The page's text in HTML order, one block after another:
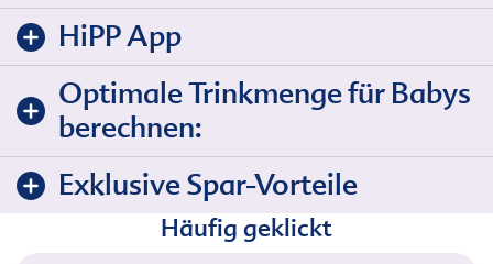
HiPP App
Optimale Trinkmenge für Babys
berechnen:
Exklusive Spar-Vorteile
Häufig geklickt